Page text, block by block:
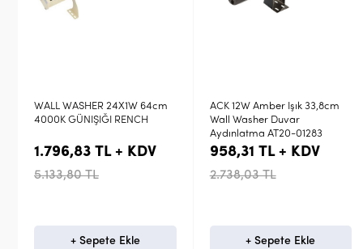
ACK 12W Amber Işık 33,8cm
Wall Washer Duvar
958,31 TL + KDV
2.738,03 TL
+ Sepete Ekle
WALL WASHER 24X1W 64cm
MAVİ RENCH
1.796,83 TL + KDV
5.133,80 TL
Stokta Yok